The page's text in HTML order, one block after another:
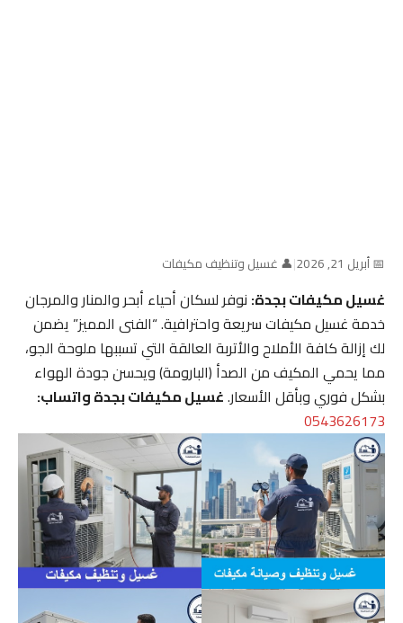
📅 أبريل 21, 2026 |👤 غسيل وتنظيف مكيفات
غسيل مكيفات بجدة:نوفر لسكان أحياء أبحر والمنار والمرجان
خدمة غسيل مكيفات سريعة واحترافية. “الفنى المميز” يضمن
لك إزالة كافة الأملاح والأتربة العالقة التي تسببها ملوحة الجو،
مما يحمي المكيف من الصدأ (البارومة) ويحسن جودة الهواء
بشكل فوري وبأقل الأسعار.غسيل مكيفات بجدة واتساب:
0543626173